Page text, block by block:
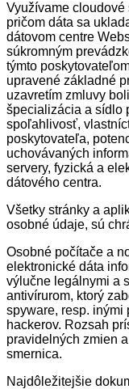
Využívame cloudové
pričom dáta sa
dátovom centre
súkromným
týmto
upravené základné
uzavretím zmluvy
špecializácia a sídlo
spoľahlivosť,
poskytovateľa,
uchovávaných
servery, fyzická a
dátového centra.
Všetky stránky a
osobné údaje, sú
Osobné počítače a
elektronické dáta
výlučne legálnymi a
antivírurom, ktorý
spyware, resp. inými
hackerov. Rozsah
pravidelných zmien
smernica.
Najdôležitejšie